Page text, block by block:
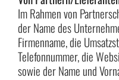
Im Rahmen von
der Name des
Firmenname, die
Telefonnummer, die
sowie der Name und